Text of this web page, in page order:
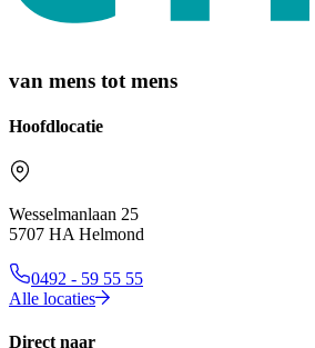
van mens tot mens
Hoofdlocatie
Wesselmanlaan 25
5707 HA Helmond
0492 - 59 55 55
Alle locaties
Direct naar